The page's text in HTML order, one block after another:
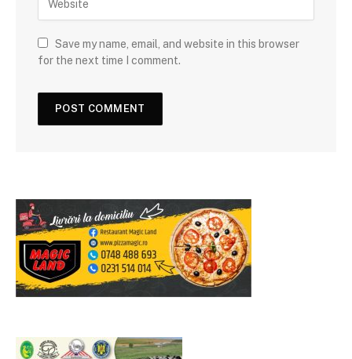
Save my name, email, and website in this browser
for the next time I comment.